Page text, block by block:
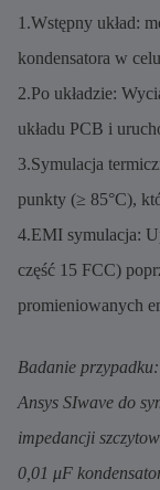
1.Wstępny układ:
kondensatora w
2.Po układzie:
układu PCB i
3.Symulacja
punkty (≥ 85°C),
4.EMI symulacja:
część 15 FCC)
promieniowanych
Badanie
Ansys SIwave do
impedancji
0,01 μF